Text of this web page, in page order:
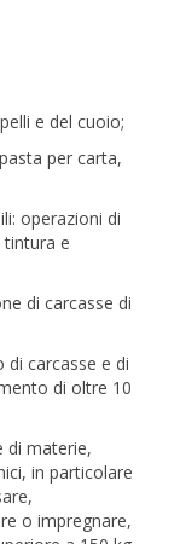
e del cuoio;
per carta,
operazioni di
e
di carcasse di
di carcasse e di
di oltre 10
di materie,
in particolare
o impregnare,